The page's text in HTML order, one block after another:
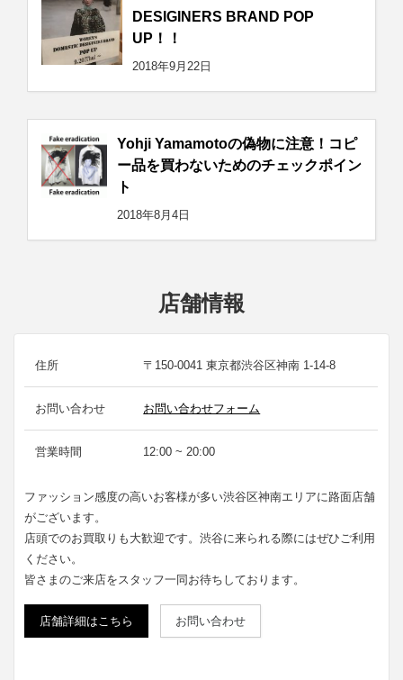
DESIGINERS BRAND POP
UP！！
2018年9月22日
Yohji Yamamotoの偽物に注意！コピ
ー品を買わないためのチェックポイン
ト
2018年8月4日
店舗情報
住所 〒150-0041 東京都渋谷区神南 1-14-8
お問い合わせ お問い合わせフォーム
営業時間 12:00 ~ 20:00
ファッション感度の高いお客様が多い渋谷区神南エリアに路面店舗
がございます。
店頭でのお買取りも大歓迎です。渋谷に来られる際にはぜひご利用
ください。
皆さまのご来店をスタッフ一同お待ちしております。
店舗詳細はこちら お問い合わせ